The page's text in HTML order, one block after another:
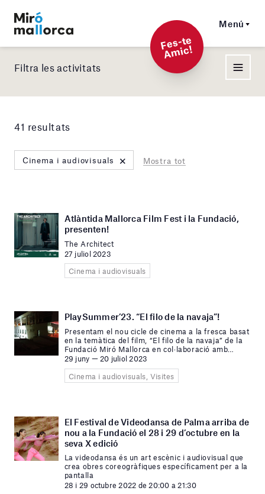
Menú
F
es-t
e
A
mi
c!
Filtra les activitats
41 resultats
Cinema i audiovisuals × Mostra tot
Atlàntida Mallorca Film Fest i la Fundació,
presenten!
The Architect
27 juliol 2023
Cinema i audiovisuals
PlaySummer’23. “El filo de la navaja”!
Presentam el nou cicle de cinema a la fresca basat
en la temàtica del film, “El filo de la navaja” de la
Fundació Miró Mallorca en col·laboració amb
29 juny — 20 juliol 2023
Cinema i audiovisuals, Visites
El Festival de Videodansa de Palma arriba de
nou a la Fundació el 28 i 29 d’octubre en la
seva X edició
La videodansa és un art escènic i audiovisual que
crea obres coreogràfiques específicament per a la
pantalla
28 i 29 octubre 2022 de 20:00 a 21:30